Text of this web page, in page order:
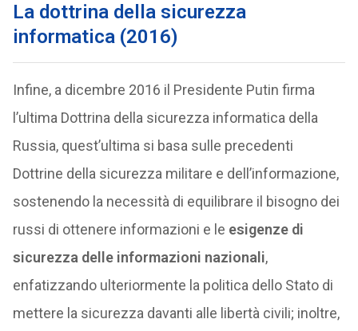
La dottrina della sicurezza
informatica (2016)
Infine, a dicembre 2016 il Presidente Putin firma
l’ultima Dottrina della sicurezza informatica della
Russia, quest’ultima si basa sulle precedenti
Dottrine della sicurezza militare e dell’informazione,
sostenendo la necessità di equilibrare il bisogno dei
russi di ottenere informazioni e le esigenze di
sicurezza delle informazioni nazionali,
enfatizzando ulteriormente la politica dello Stato di
mettere la sicurezza davanti alle libertà civili; inoltre,